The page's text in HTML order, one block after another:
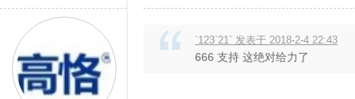
`123`21` 发表于 2018-2-4 22:43
666 支持 这绝对给力了